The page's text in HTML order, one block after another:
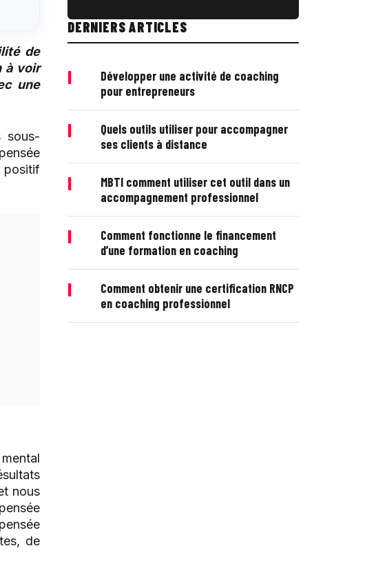
de
à voir
une
sous-
positif
nous
de
DERNIERS ARTICLES
|
Développer une activité de coaching
pour entrepreneurs
|
Quels outils utiliser pour accompagner
ses clients à distance
|
MBTI comment utiliser cet outil dans un
accompagnement professionnel
|
Comment fonctionne le financement
d’une formation en coaching
|
Comment obtenir une certification RNCP
en coaching professionnel